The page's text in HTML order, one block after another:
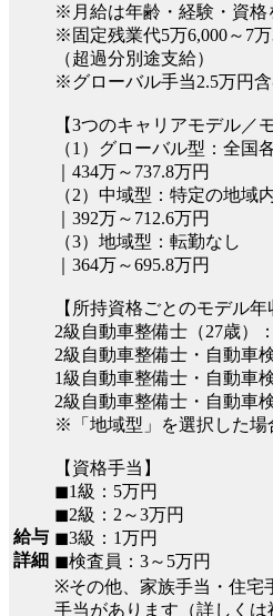
給与
詳細
※月給は年齢・経験・資格
※固定残業代5万6,000～7
（超過分別途支給）
※グローバル手当2.5万円
【3つのキャリアモデル／
（1）グローバル型：全国
｜434万～737.8万円
（2）中域型：特定の地域
｜392万～712.6万円
（3）地域型：転勤なし
｜364万～695.8万円
【所持資格ごとのモデル年
2級自動車整備士（27歳）
2級自動車整備士・自動車
1級自動車整備士・自動車
2級自動車整備士・自動車
※「地域型」を選択した場
【資格手当】
◼︎1級：5万円
◼︎2級：2～3万円
◼︎3級：1万円
◼︎検査員：3～5万円
※その他、家族手当・住宅
手当があります（詳しく